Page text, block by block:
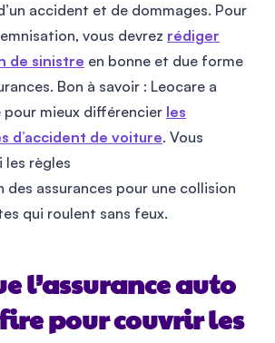
accident et de dommages. Pour
vous devrez rédiger
de sinistre en bonne et due forme
Bon à savoir : Leocare a
pour mieux différencier les
d’accident de voiture. Vous
les règles
des assurances pour une collision
qui roulent sans feux.
l’assurance auto
pour couvrir les